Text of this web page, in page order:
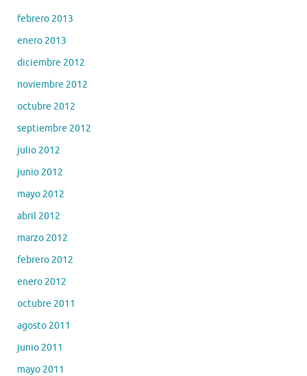
febrero 2013
enero 2013
diciembre 2012
noviembre 2012
octubre 2012
septiembre 2012
julio 2012
junio 2012
mayo 2012
abril 2012
marzo 2012
febrero 2012
enero 2012
octubre 2011
agosto 2011
junio 2011
mayo 2011